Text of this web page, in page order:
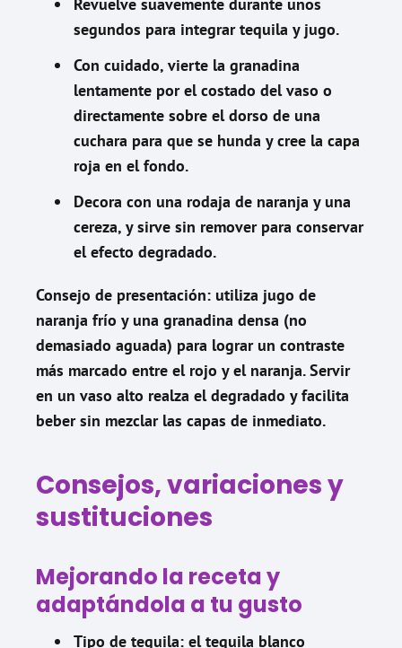
segundos para integrar tequila y jugo.
Con cuidado, vierte la granadina
lentamente por el costado del vaso o
directamente sobre el dorso de una
cuchara para que se hunda y cree la capa
roja en el fondo.
Decora con una rodaja de naranja y una
cereza, y sirve sin remover para conservar
el efecto degradado.
Consejo de presentación: utiliza jugo de
naranja frío y una granadina densa (no
demasiado aguada) para lograr un contraste
más marcado entre el rojo y el naranja. Servir
en un vaso alto realza el degradado y facilita
beber sin mezclar las capas de inmediato.
Consejos, variaciones y
sustituciones
Mejorando la receta y
adaptándola a tu gusto
Tipo de tequila: el tequila blanco